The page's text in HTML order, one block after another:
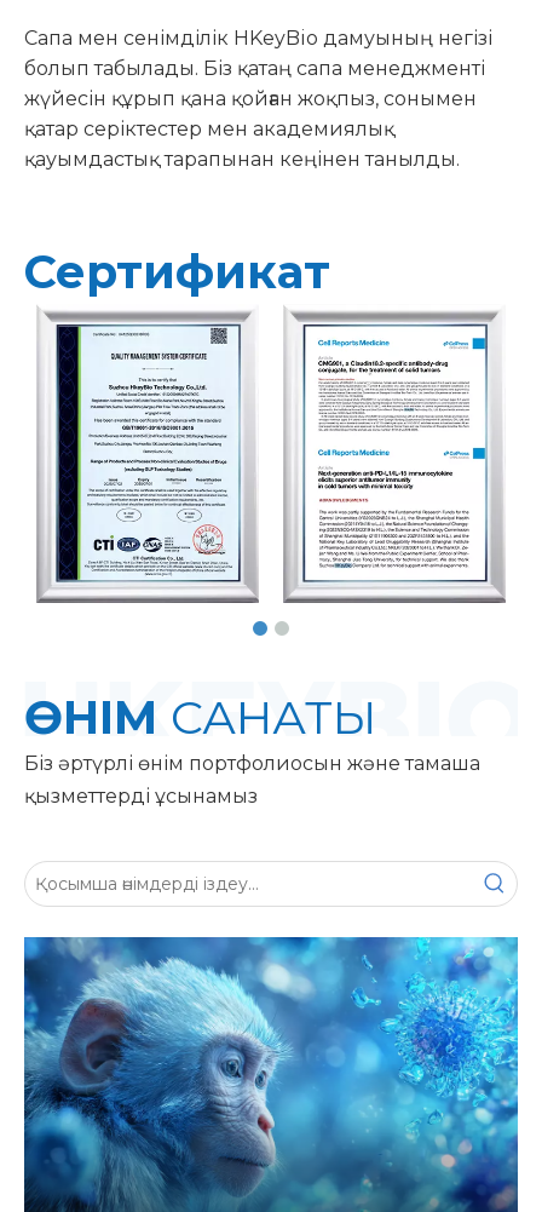
Сапа мен сенімділік HKeyBio дамуының негізі
болып табылады. Біз қатаң сапа менеджменті
жүйесін құрып қана қойған жоқпыз, сонымен
қатар серіктестер мен академиялық
қауымдастық тарапынан кеңінен танылды.
Сертификат
ӨНІМ САНАТЫ
Біз әртүрлі өнім портфолиосын және тамаша
қызметтерді ұсынамыз